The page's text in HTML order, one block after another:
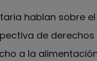
hablan sobre
de
a la